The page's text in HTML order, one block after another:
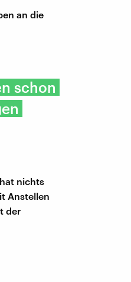
an die
schon
nichts
Anstellen
der